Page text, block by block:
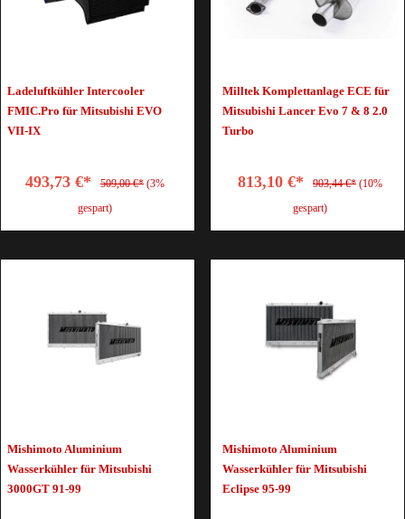
Ladeluftkühler Intercooler
FMIC.Pro für Mitsubishi EVO
VII-IX
493,73 €* 509,00 €* (3%
gespart)
Milltek Komplettanlage ECE für
Mitsubishi Lancer Evo 7 & 8 2.0
Turbo
813,10 €* 903,44 €* (10%
gespart)
Mishimoto Aluminium
Wasserkühler für Mitsubishi
3000GT 91-99
Mishimoto Aluminium
Wasserkühler für Mitsubishi
Eclipse 95-99